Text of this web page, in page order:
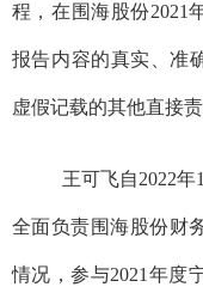
程，在 围海股份2021
报告内容的真实、准
虚假记载的其他直接
王可飞自2022年
全面负责围海股份财
情况，参与2021年度